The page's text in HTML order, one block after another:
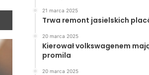
21 marca 2025
Trwa remont jasielskich
20 marca 2025
Kierował volkswagenem
promila
20 marca 2025